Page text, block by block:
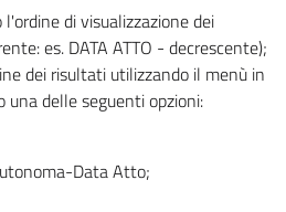
di visualizzazione dei
es. DATA ATTO - decrescente);
dei risultati utilizzando il menù in
una delle seguenti opzioni:
Data Atto;